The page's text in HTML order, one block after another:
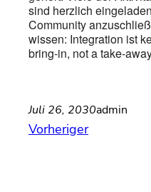
sind herzlich
Community
wissen: Integration ist
bring-in, not a take-
Juli 26, 2030admin
Vorheriger